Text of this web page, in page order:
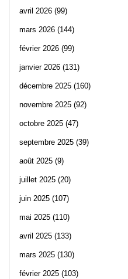
avril 2026 (99)
mars 2026 (144)
février 2026 (99)
janvier 2026 (131)
décembre 2025 (160)
novembre 2025 (92)
octobre 2025 (47)
septembre 2025 (39)
août 2025 (9)
juillet 2025 (20)
juin 2025 (107)
mai 2025 (110)
avril 2025 (133)
mars 2025 (130)
février 2025 (103)